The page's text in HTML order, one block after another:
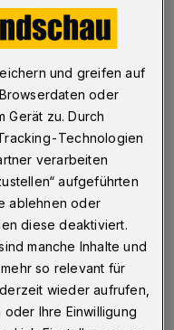
auf den
der Adventszeit
und strahlende
Jahren besuchen
verkleidet als
für Kinder-
Barmen.
Lesezeit
und greifen auf
oder
Gerät zu. Durch
Technologien
verarbeiten
aufgeführten
ablehnen oder
diese deaktiviert.
manche Inhalte und
so relevant für
wieder aufrufen,
oder Ihre Einwilligung